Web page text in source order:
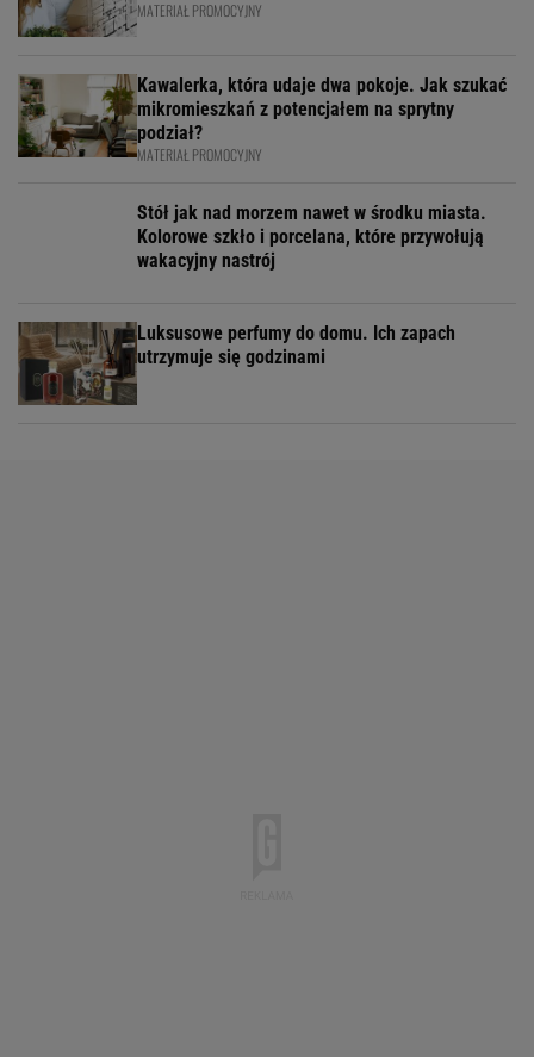
MATERIAŁ PROMOCYJNY
Kawalerka, która udaje dwa pokoje. Jak szukać
mikromieszkań z potencjałem na sprytny
podział?
MATERIAŁ PROMOCYJNY
Stół jak nad morzem nawet w środku miasta.
Kolorowe szkło i porcelana, które przywołują
wakacyjny nastrój
Luksusowe perfumy do domu. Ich zapach
utrzymuje się godzinami